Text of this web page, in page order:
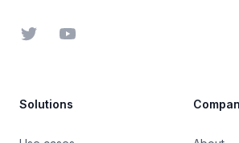
TwitterYouTube
Solutions